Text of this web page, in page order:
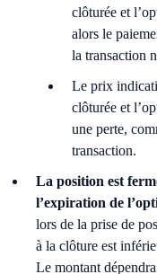
clôturée et
alors le
la transaction
Le prix
clôturée et
une perte,
transaction.
La position est
l’expiration de
lors de la prise de
à la clôture est
Le montant